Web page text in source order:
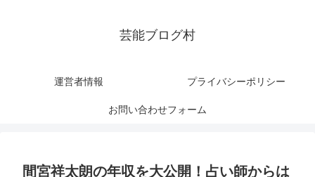
芸能ブログ村
運営者情報 プライバシーポリシー
お問い合わせフォーム
間宮祥太朗の年収を大公開！占い師からは